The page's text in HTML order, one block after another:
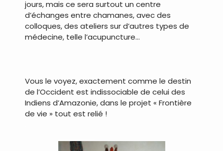
jours, mais ce sera surtout un centre
d’échanges entre chamanes, avec des
colloques, des ateliers sur d’autres types de
médecine, telle l’acupuncture…
Vous le voyez, exactement comme le destin
de l’Occident est indissociable de celui des
Indiens d’Amazonie, dans le projet « Frontière
de vie » tout est relié !